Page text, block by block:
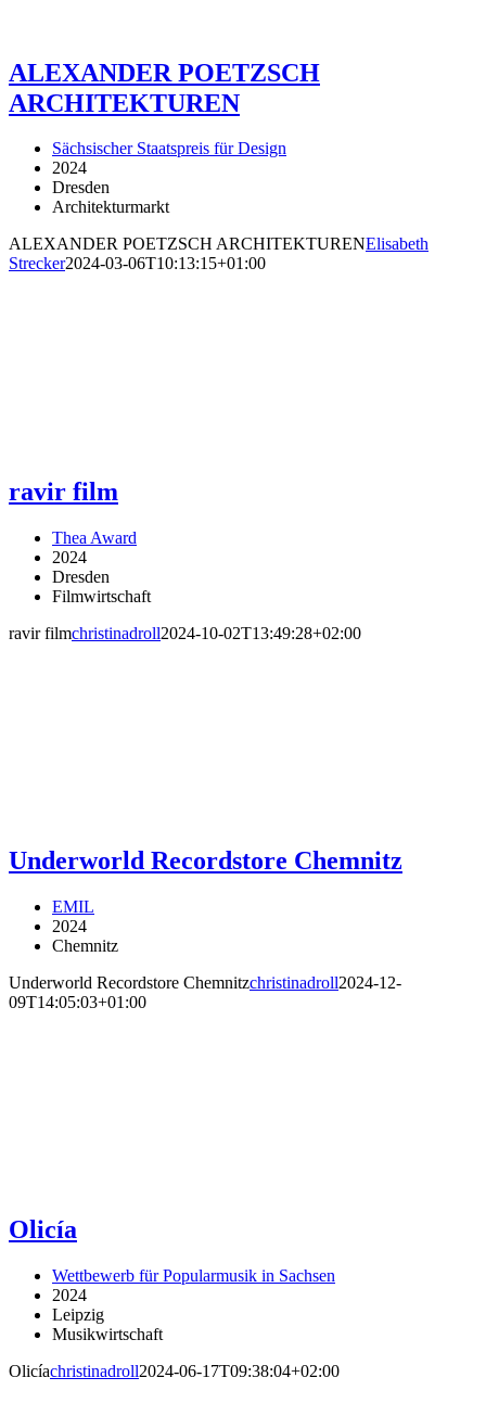
ALEXANDER POETZSCH
ARCHITEKTUREN
Sächsischer Staatspreis für Design
2024
Dresden
Architekturmarkt
ALEXANDER POETZSCH ARCHITEKTURENElisabeth
Strecker2024-03-06T10:13:15+01:00
ravir film
Thea Award
2024
Dresden
Filmwirtschaft
ravir filmchristinadroll2024-10-02T13:49:28+02:00
Underworld Recordstore Chemnitz
EMIL
2024
Chemnitz
Underworld Recordstore Chemnitzchristinadroll2024-12-
09T14:05:03+01:00
Olicía
Wettbewerb für Popularmusik in Sachsen
2024
Leipzig
Musikwirtschaft
Olicíachristinadroll2024-06-17T09:38:04+02:00